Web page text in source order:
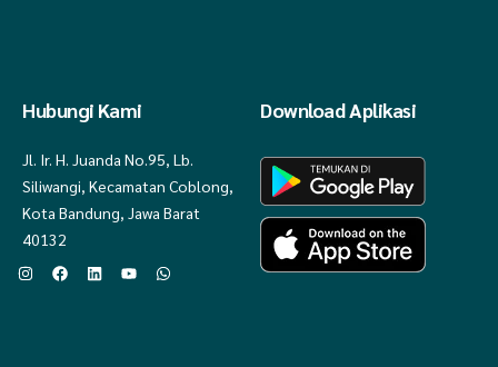
Hubungi Kami
Jl. Ir. H. Juanda No.95, Lb.
Siliwangi, Kecamatan Coblong,
Kota Bandung, Jawa Barat
40132
Download Aplikasi